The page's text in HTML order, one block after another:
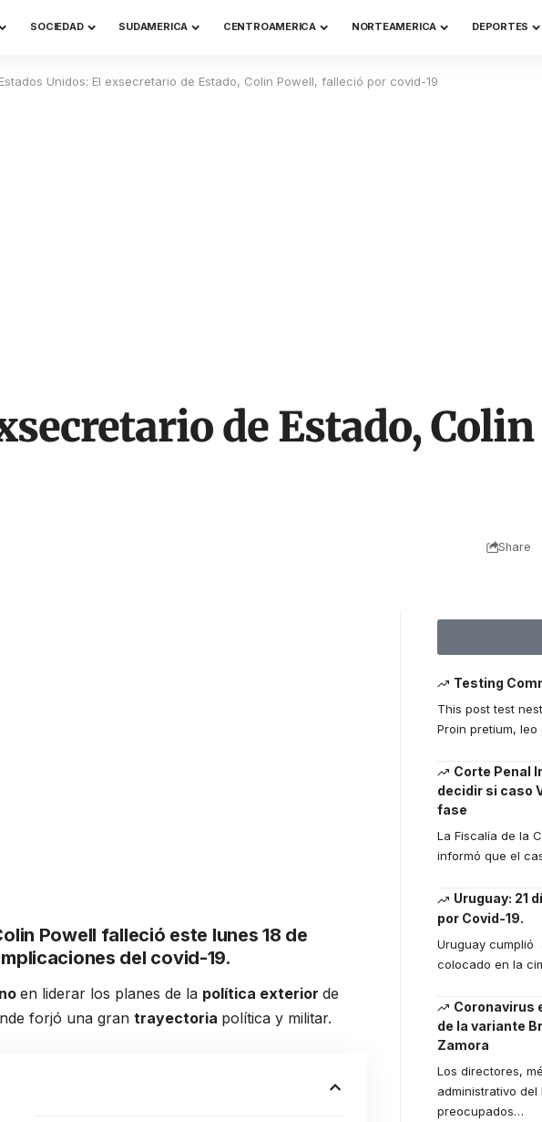
SOCIEDAD SUDAMERICA CENTROAMERICA NORTEAMERICA DEPORTES
Estados Unidos: El exsecretario de Estado, Colin Powell, falleció por covid-19
de Estado,
Share
Powell falleció este lunes 18 de
del covid-19.
en liderar los planes de la política exteriorde
forjó una grantrayectoria política y militar.
Testing
This post test
Proin pretium,
Corte Penal
decidir si caso
fase
La Fiscalía de la
informó que el
Uruguay: 21
por Covid-19.
Uruguay cumplió
colocado en la
Coronavirus
de la variante
Zamora
Los directores,
administrativo del
preocupados…